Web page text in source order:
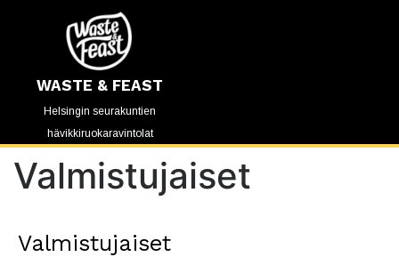
WASTE & FEAST
Helsingin seurakuntien
hävikkiruokaravintolat
Valmistujaiset
Valmistujaiset